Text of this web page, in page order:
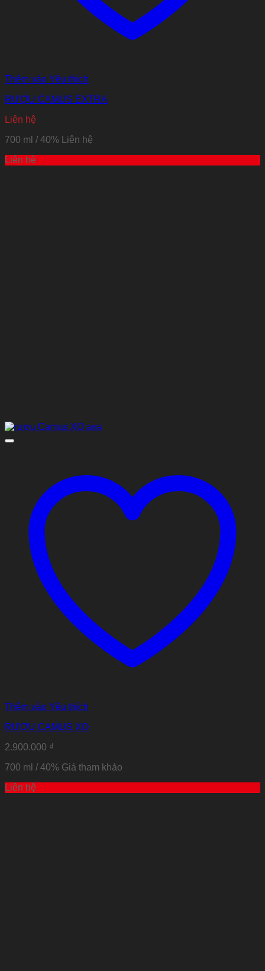
Thêm vào Yêu thích
RƯỢU CAMUS EXTRA
Liên hệ
700 ml / 40% Liên hệ
Liên hệ
Thêm vào Yêu thích
RƯỢU CAMUS XO
2.900.000 ₫
700 ml / 40% Giá tham khảo
Liên hệ